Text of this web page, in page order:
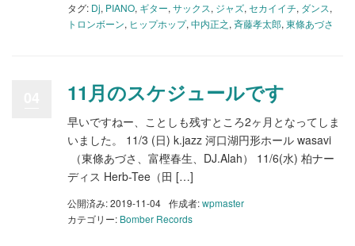
タグ: Dj, PIANO, ギター, サックス, ジャズ, セカイイチ, ダンス,
トロンボーン, ヒップホップ, 中内正之, 斉藤孝太郎, 東條あづさ
11月のスケジュールです
早いですねー、ことしも残すところ2ヶ月となってしま
いました。 11/3 (日) k.jazz 河口湖円形ホール wasavi
（東條あづさ、富樫春生、DJ.Alah） 11/6(水) 柏ナー
ディス Herb-Tee（田 […]
公開済み: 2019-11-04 作成者:wpmaster
カテゴリー: Bomber Records